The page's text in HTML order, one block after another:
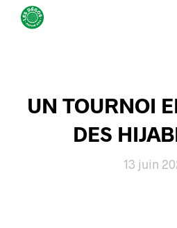
UN TOURNOI
DES
13 juin